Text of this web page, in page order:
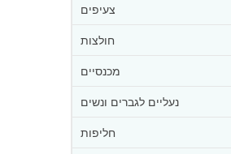
צעיפים
חולצות
מכנסיים
נעליים לגברים ונשים
חליפות